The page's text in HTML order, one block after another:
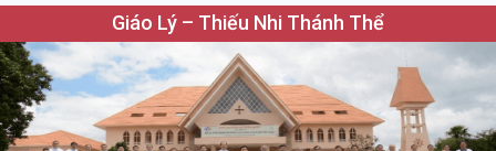
Giáo Lý – Thiếu Nhi Thánh Thể